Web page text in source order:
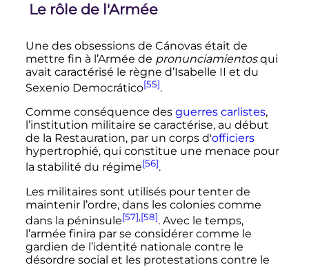
Le rôle de l'Armée
Une des obsessions de Cánovas était de
mettre fin à l’Armée de pronunciamientosqui
avait caractérisé le règne d’Isabelle II et du
Sexenio Democrático[55].
Comme conséquence des guerres carlistes,
l’institution militaire se caractérise, au début
de la Restauration, par un corps d'officiers
hypertrophié, qui constitue une menace pour
la stabilité du régime[56].
Les militaires sont utilisés pour tenter de
maintenir l’ordre, dans les colonies comme
dans la péninsule[57],[58]. Avec le temps,
l’armée finira par se considérer comme le
gardien de l’identité nationale contre le
désordre social et les protestations contre le